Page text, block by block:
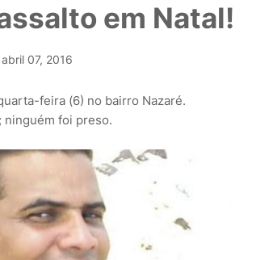
em Natal!
abril 07, 2016
feira (6) no bairro Nazaré.
ninguém foi preso.